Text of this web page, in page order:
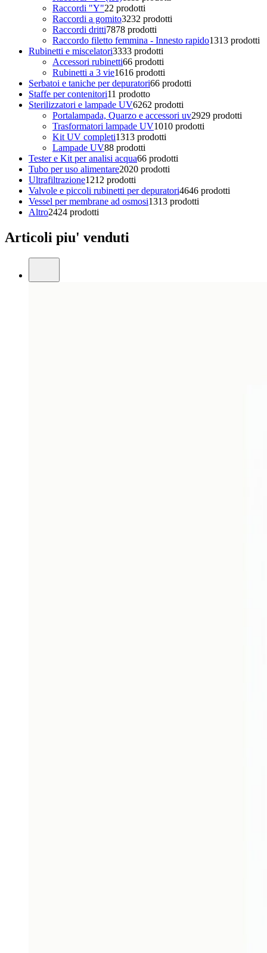
Raccordi "Y"22 prodotti
Raccordi a gomito3232 prodotti
Raccordi dritti7878 prodotti
Raccordo filetto femmina - Innesto rapido1313 prodotti
Rubinetti e miscelatori3333 prodotti
Accessori rubinetti66 prodotti
Rubinetti a 3 vie1616 prodotti
Serbatoi e taniche per depuratori66 prodotti
Staffe per contenitori11 prodotto
Sterilizzatori e lampade UV6262 prodotti
Portalampada, Quarzo e accessori uv2929 prodotti
Trasformatori lampade UV1010 prodotti
Kit UV completi1313 prodotti
Lampade UV88 prodotti
Tester e Kit per analisi acqua66 prodotti
Tubo per uso alimentare2020 prodotti
Ultrafiltrazione1212 prodotti
Valvole e piccoli rubinetti per depuratori4646 prodotti
Vessel per membrane ad osmosi1313 prodotti
Altro2424 prodotti
Articoli piu' venduti